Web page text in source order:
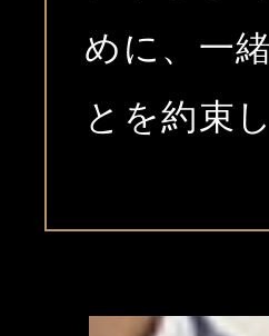
めに、一
とを約束